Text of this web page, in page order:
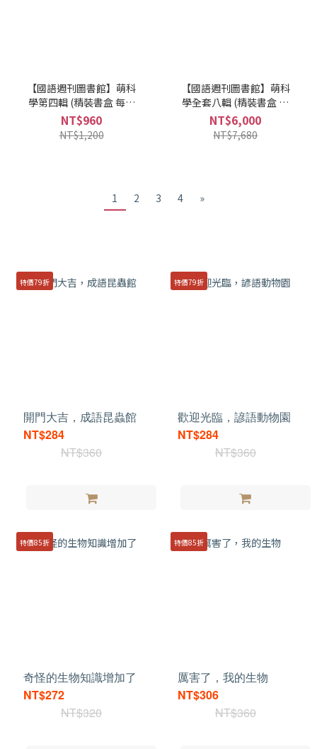
【國語週刊圖書館】萌科
學第四輯 (精裝書盒 每輯
三冊)
NT$960
NT$1,200
【國語週刊圖書館】萌科
學全套八輯 (精裝書盒 共
24冊)
NT$6,000
NT$7,680
1 2 3 4 »
特價79折
開門大吉，成語昆蟲館
NT$284
NT$360
特價79折
歡迎光臨，諺語動物園
NT$284
NT$360
特價85折
奇怪的生物知識增加了
NT$272
NT$320
特價85折
厲害了，我的生物
NT$306
NT$360